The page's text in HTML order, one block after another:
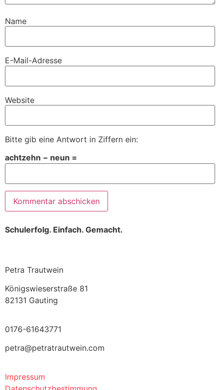
Name
E-Mail-Adresse
Website
Bitte gib eine Antwort in Ziffern ein:
achtzehn − neun =
Schulerfolg. Einfach. Gemacht.
Petra Trautwein
Königswieserstraße 81
82131 Gauting
0176-61643771
petra@petratrautwein.com
Impressum